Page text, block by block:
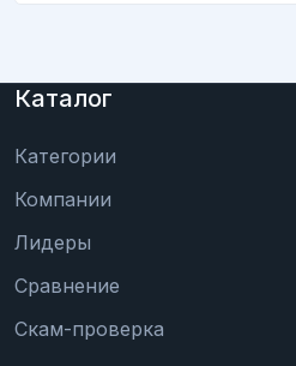
Каталог
Категории
Компании
Лидеры
Сравнение
Скам-проверка